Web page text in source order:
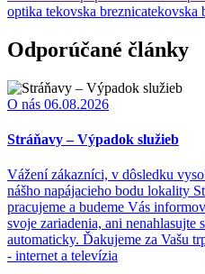
optika tekovska breznicatekovska
Odporúčané články
O nás 06.08.2026
Stráňavy – Výpadok služieb
Vážení zákazníci, v dôsledku
nášho napájacieho bodu lokality
pracujeme a budeme Vás
svoje zariadenia, ani nenahlasujte
automaticky. Ďakujeme za Vašu
- internet a televízia